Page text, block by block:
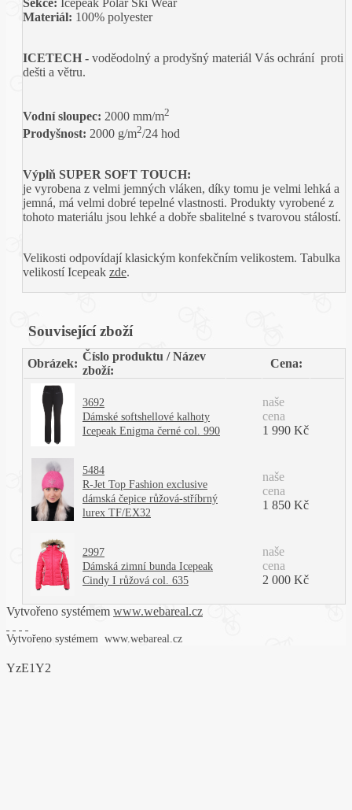
Materiál: 100% polyester
ICETECH - voděodolný a prodyšný materiál Vás ochrání proti
dešti a větru.
Vodní sloupec: 2000 mm/m2
Prodyšnost: 2000 g/m2/24 hod
Výplň SUPER SOFT TOUCH:
je vyrobena z velmi jemných vláken, díky tomu je velmi lehká a
jemná, má velmi dobré tepelné vlastnosti. Produkty vyrobené z
tohoto materiálu jsou lehké a dobře sbalitelné s tvarovou stálostí.
Velikosti odpovídají klasickým konfekčním velikostem. Tabulka
velikostí Icepeak zde.
Související zboží
Obrázek:
Číslo produktu / Název
zboží:
Cena:
3692
Dámské softshellové kalhoty
Icepeak Enigma černé col. 990
naše
cena
1 990 Kč
5484
R-Jet Top Fashion exclusive
dámská čepice růžová-stříbrný
lurex TF/EX32
naše
cena
1 850 Kč
2997
Dámská zimní bunda Icepeak
Cindy I růžová col. 635
naše
cena
2 000 Kč
Vytvořeno systémem www.webareal.cz
Vytvořeno systémem www.webareal.cz
YzE1Y2